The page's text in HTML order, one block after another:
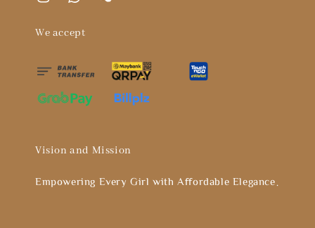
We accept
Vision and Mission
Empowering Every Girl with Affordable Elegance。